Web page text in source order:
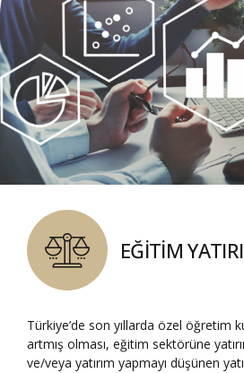
EĞİTİM
Türkiye’de son yıllarda özel öğretim
artmış olması, eğitim sektörüne
ve/veya yatırım yapmayı düşünen